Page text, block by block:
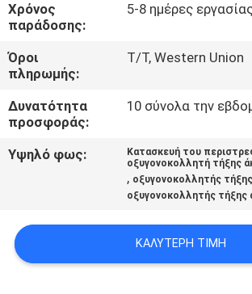
ΜΠΛΟΓΚ
ΖΗΤΉΣΤΕ
ΠΡΟΣΦΟΡΆ
PRIVACY
POLICY
Χρόνος
παράδοσης:
5-8 ημέρες
Όροι
πληρωμής:
T/T, Western Union
Δυνατότητα
προσφοράς:
10 σύνολα την
Υψηλό φως:
Κατασκευή του
οξυγονοκολλητή τήξης
, οξυγονοκολλητής
οξυγονοκολλητής τήξης
ΚΑΛΎΤΕΡΗ ΤΙΜΉ